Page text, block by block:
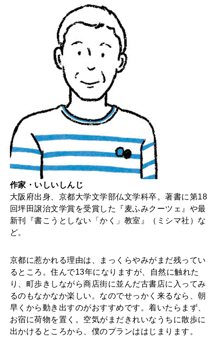
2026年9月号「北海道 おいしく遊ぶ、夏のご褒美旅。」
2026年8月号『お茶の時間です。』
2026年7月号「鎌倉 ローカルが 教えてくれた 本当の歩き方。」
2026年6月号「大銀座 トレンドが生まれる 新しい一流店へ。」
2026年5月号「“大好き”に出会いに。韓国」
2026年4月号「未来をつくる、学びの教科書。」
2026年3月号「スイーツ予想図 2026」
2026年2月号「良運を掴む 新・開運術。」
2026年1月号「猫がいれば、幸せ」
2025年12月号「お酒の新常識。」
MAGAZINE
FOLLOW US!
作家・いしいしんじ
大阪府出身、京都大学文学部仏文学科卒。著書に第18
回坪田譲治文学賞を受賞した『麦ふみクーツェ』や最
新刊『書こうとしない「かく」教室』（ミシマ社）な
ど。
京都に惹かれる理由は、まっくらやみがまだ残ってい
るところ。住んで13年になりますが、自然に触れた
り、町歩きしながら商店街に並んだ古書店に入ってみ
るのもなかなか楽しい。なのでせっかく来るなら、朝
早くから動き出すのがおすすめです。着いたらまず、
お宿に荷物を置く。空気がまだきれいなうちに散歩に
出かけるところから、僕のプランははじまります。